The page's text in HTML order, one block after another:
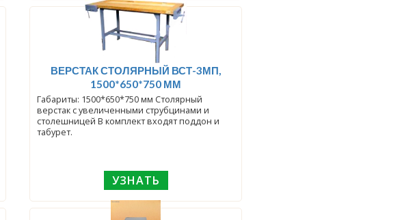
ВЕРСТАК СТОЛЯРНЫЙ ВСТ-3МП,
1500*650*750 ММ
Габариты: 1500*650*750 мм Столярный
верстак с увеличенными струбцинами и
столешницей В комплект входят поддон и
табурет.
УЗНАТЬ